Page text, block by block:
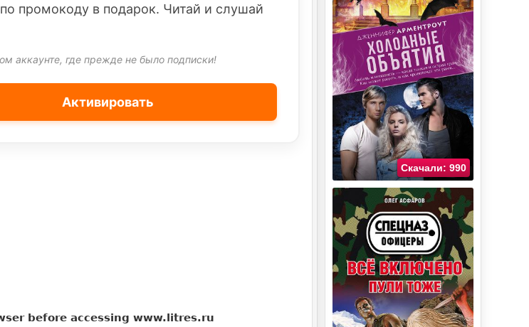
промокоду в подарок. Читай и слушай
аккаунте, где прежде не было подписки!
Активировать
Скачали: 990